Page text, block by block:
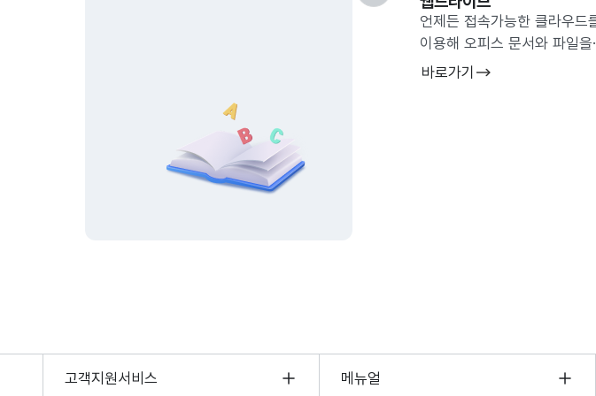
언제든 접속가능한 클라우드
이용해 오피스 문서와 파일을
관리
바로가기
고객지원서비스 메뉴얼